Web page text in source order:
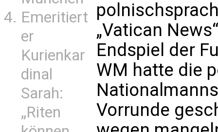
Emeritiert
er
Kurienkar
dinal
Sarah:
„Riten
„Vatican
Endspiel der
WM hatte die
Vorrunde